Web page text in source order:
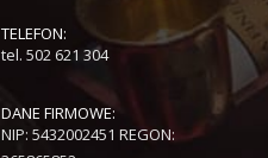
TELEFON:
tel. 502 621 304
DANE FIRMOWE:
NIP: 5432002451 REGON: